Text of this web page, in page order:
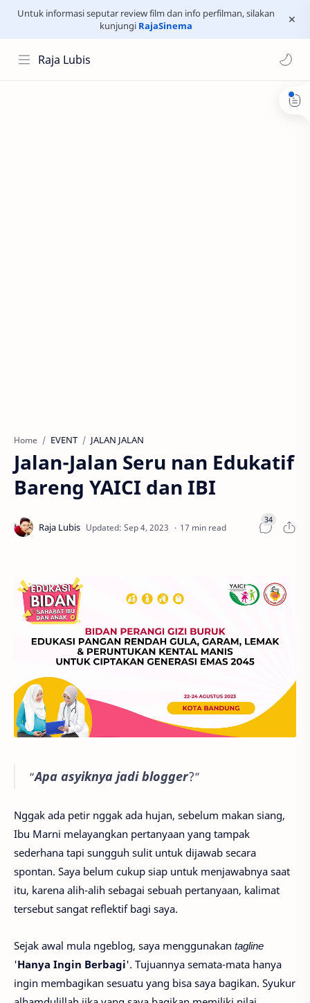
Untuk informasi seputar review film dan info perfilman, silakan
kunjungi RajaSinema
Raja Lubis
Home EVENT JALAN JALAN
Jalan-Jalan Seru nan Edukatif
Bareng YAICI dan IBI
17 min read
“Apa asyiknya jadi blogger?”
Nggak ada petir nggak ada hujan, sebelum makan siang,
Ibu Marni melayangkan pertanyaan yang tampak
sederhana tapi sungguh sulit untuk dijawab secara
spontan. Saya belum cukup siap untuk menjawabnya saat
itu, karena alih-alih sebagai sebuah pertanyaan, kalimat
tersebut sangat reflektif bagi saya.
Sejak awal mula ngeblog, saya menggunakan tagline
'Hanya Ingin Berbagi'. Tujuannya semata-mata hanya
ingin membagikan sesuatu yang bisa saya bagikan. Syukur